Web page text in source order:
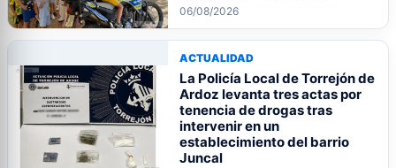
06/08/2026
ACTUALIDAD
La Policía Local de Torrejón de
Ardoz levanta tres actas por
tenencia de drogas tras
intervenir en un
establecimiento del barrio
Juncal